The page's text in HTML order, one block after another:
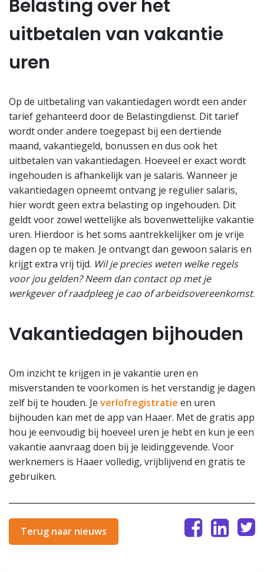
Belasting over het
uitbetalen van vakantie
uren
Op de uitbetaling van vakantiedagen wordt een ander
tarief gehanteerd door de Belastingdienst. Dit tarief
wordt onder andere toegepast bij een dertiende
maand, vakantiegeld, bonussen en dus ook het
uitbetalen van vakantiedagen. Hoeveel er exact wordt
ingehouden is afhankelijk van je salaris. Wanneer je
vakantiedagen opneemt ontvang je regulier salaris,
hier wordt geen extra belasting op ingehouden. Dit
geldt voor zowel wettelijke als bovenwettelijke vakantie
uren. Hierdoor is het soms aantrekkelijker om je vrije
dagen op te maken. Je ontvangt dan gewoon salaris en
krijgt extra vrij tijd. Wil je precies weten welke regels
voor jou gelden? Neem dan contact op met je
werkgever of raadpleeg je cao of arbeidsovereenkomst.
Vakantiedagen bijhouden
Om inzicht te krijgen in je vakantie uren en
misverstanden te voorkomen is het verstandig je dagen
zelf bij te houden. Je verlofregistratie en uren
bijhouden kan met de app van Haaer. Met de gratis app
hou je eenvoudig bij hoeveel uren je hebt en kun je een
vakantie aanvraag doen bij je leidinggevende. Voor
werknemers is Haaer volledig, vrijblijvend en gratis te
gebruiken.
Terug naar nieuws